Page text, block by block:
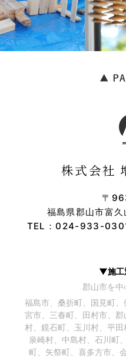
株式会社
〒
福島県郡山市富
TEL：024-933-
▼施工
郡山市を
福島市、桑折町、国見町
宮市、三春町、田村市、
村、鏡石町、玉川村、平田
泉崎村、中島村、石川町
町、矢祭町、喜多方市、